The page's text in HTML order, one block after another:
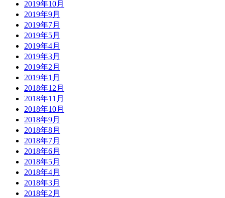
2019年10月
2019年9月
2019年7月
2019年5月
2019年4月
2019年3月
2019年2月
2019年1月
2018年12月
2018年11月
2018年10月
2018年9月
2018年8月
2018年7月
2018年6月
2018年5月
2018年4月
2018年3月
2018年2月